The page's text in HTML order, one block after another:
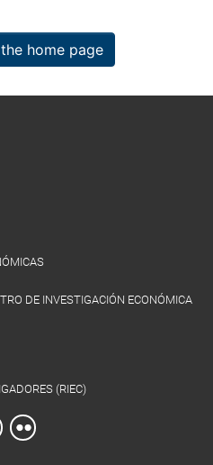
home page
DE INVESTIGACIÓN ECONÓMICA
(RIEC)